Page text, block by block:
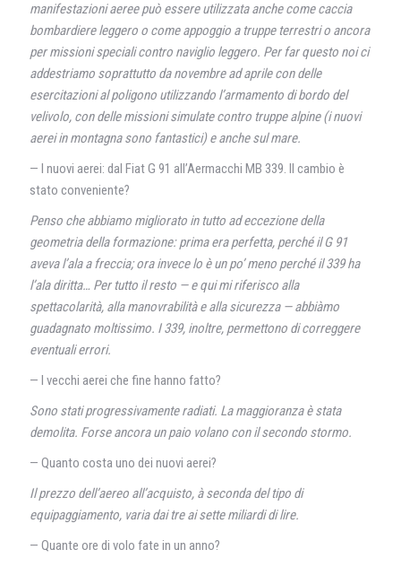
manifestazioni aeree può essere utilizzata anche come caccia
bombardiere leggero o come appoggio a truppe terrestri o ancora
per missioni speciali contro naviglio leggero. Per far questo noi ci
addestriamo soprattutto da novembre ad aprile con delle
esercitazioni al poligono utilizzando l’armamento di bordo del
velivolo, con delle missioni simulate contro truppe alpine (i nuovi
aerei in montagna sono fantastici) e anche sul mare.
— I nuovi aerei: dal Fiat G 91 all’Aermacchi MB 339. Il cambio è
stato conveniente?
Penso che abbiamo migliorato in tutto ad eccezione della
geometria della formazione: prima era perfetta, perché il G 91
aveva l’ala a freccia; ora invece lo è un po’ meno perché il 339 ha
l’ala diritta… Per tutto il resto — e qui mi riferisco alla
spettacolarità, alla manovrabilità e alla sicurezza — abbiàmo
guadagnato moltissimo. I 339, inoltre, permettono di correggere
eventuali errori.
— I vecchi aerei che fine hanno fatto?
Sono stati progressivamente radiati. La maggioranza è stata
demolita. Forse ancora un paio volano con il secondo stormo.
— Quanto costa uno dei nuovi aerei?
Il prezzo dell’aereo all’acquisto, à seconda del tipo di
equipaggiamento, varia dai tre ai sette miliardi di lire.
— Quante ore di volo fate in un anno?